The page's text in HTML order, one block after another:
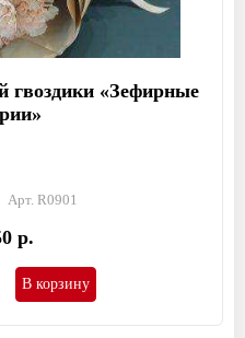
гвоздики «Зефирные
Арт. R0901
р.
В корзину